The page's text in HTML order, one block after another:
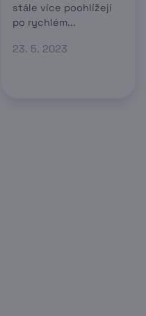
stále více poohlížejí
po rychlém...
23. 5. 2023